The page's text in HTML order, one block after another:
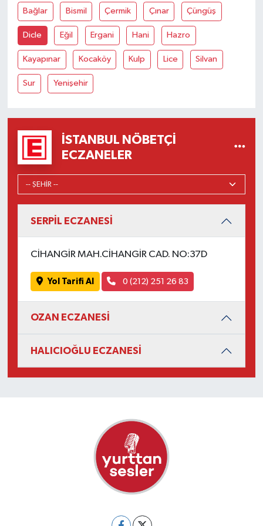
Bağlar Bismil Çermik Çınar Çüngüş
Dicle Eğil Ergani Hani Hazro
Kayapınar Kocaköy Kulp Lice Silvan
Sur Yenişehir
İSTANBUL NÖBETÇI
ECZANELER
SERPİL ECZANESİ
CİHANGİR MAH.CİHANGİR CAD. NO:37D
Yol Tarifi Al 0 (212) 251 26 83
OZAN ECZANESİ
HALICIOĞLU ECZANESİ